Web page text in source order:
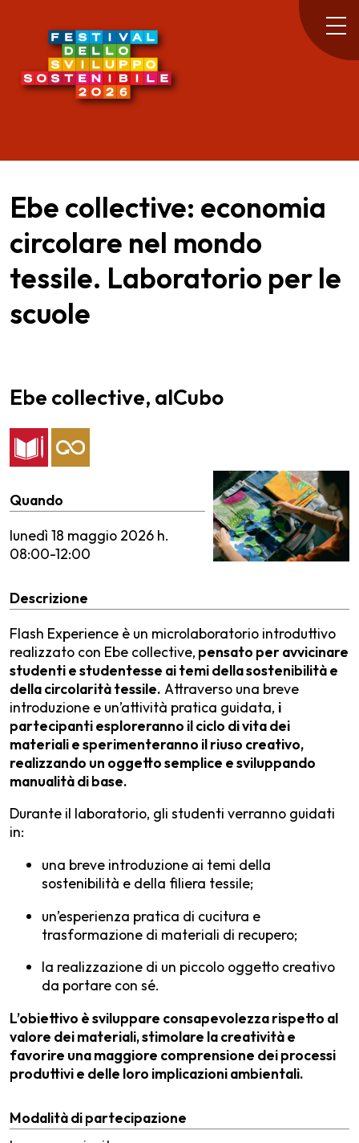
Ebe collective: economia
circolare nel mondo
tessile. Laboratorio per le
scuole
Ebe collective, alCubo
Quando
lunedì 18 maggio 2026 h.
08:00-12:00
Descrizione
Flash Experience è un microlaboratorio introduttivo
realizzato con Ebe collective, pensato per avvicinare
studenti e studentesse ai temi della sostenibilità e
della circolarità tessile. Attraverso una breve
introduzione e un’attività pratica guidata, i
partecipanti esploreranno il ciclo di vita dei
materiali e sperimenteranno il riuso creativo,
realizzando un oggetto semplice e sviluppando
manualità di base.
Durante il laboratorio, gli studenti verranno guidati
in:
una breve introduzione ai temi della
sostenibilità e della filiera tessile;
un’esperienza pratica di cucitura e
trasformazione di materiali di recupero;
la realizzazione di un piccolo oggetto creativo
da portare con sé.
L’obiettivo è sviluppare consapevolezza rispetto al
valore dei materiali, stimolare la creatività e
favorire una maggiore comprensione dei processi
produttivi e delle loro implicazioni ambientali.
Modalità di partecipazione